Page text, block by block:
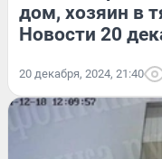
дом, хозяин в
Новости 20
20 декабря, 2024, 21:40